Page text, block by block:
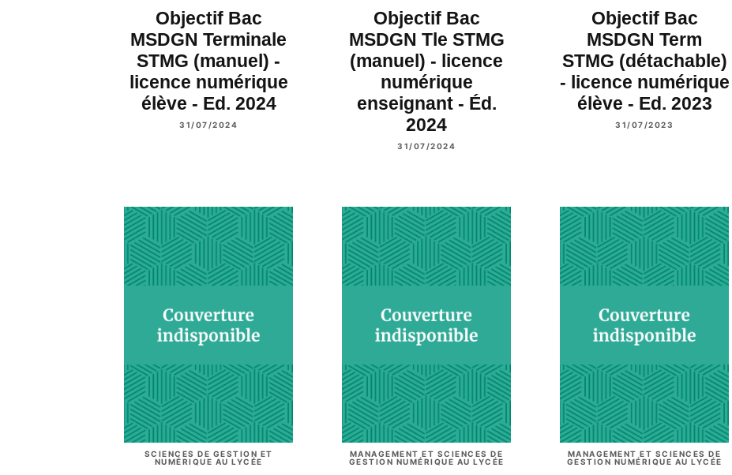
Objectif Bac
MSDGN Terminale
STMG (manuel) -
licence numérique
élève - Ed. 2024
31/07/2024
Objectif Bac
MSDGN Tle STMG
(manuel) - licence
numérique
enseignant - Éd.
2024
31/07/2024
Objectif Bac
MSDGN Term
STMG (détachable)
- licence numérique
élève - Ed. 2023
31/07/2023
SCIENCES DE GESTION ET
NUMÉRIQUE AU LYCÉE
MANAGEMENT ET SCIENCES DE
GESTION NUMÉRIQUE AU LYCÉE
MANAGEMENT ET SCIENCES DE
GESTION NUMÉRIQUE AU LYCÉE